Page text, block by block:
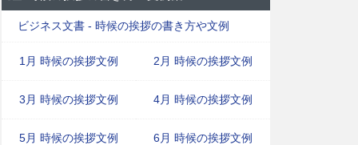
ビジネス文書 - 時候の挨拶の書き方や文例
1月 時候の挨拶文例 2月 時候の挨拶文例
3月 時候の挨拶文例 4月 時候の挨拶文例
5月 時候の挨拶文例 6月 時候の挨拶文例